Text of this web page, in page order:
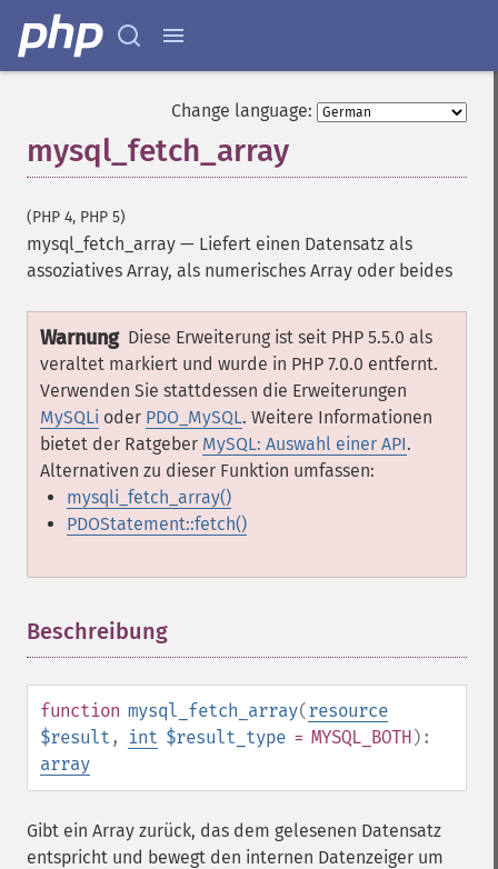
Change language:
mysql_fetch_array
(PHP 4, PHP 5)
mysql_fetch_array — Liefert einen Datensatz als
assoziatives Array, als numerisches Array oder beides
Warnung Diese Erweiterung ist seit PHP 5.5.0 als
veraltet markiert und wurde in PHP 7.0.0 entfernt.
Verwenden Sie stattdessen die Erweiterungen
MySQLi oder PDO_MySQL. Weitere Informationen
bietet der Ratgeber MySQL: Auswahl einer API.
Alternativen zu dieser Funktion umfassen:
mysqli_fetch_array()
PDOStatement::fetch()
Beschreibung
function mysql_fetch_array(resource
$result , int $result_type = MYSQL_BOTH):
array
Gibt ein Array zurück, das dem gelesenen Datensatz
entspricht und bewegt den internen Datenzeiger um